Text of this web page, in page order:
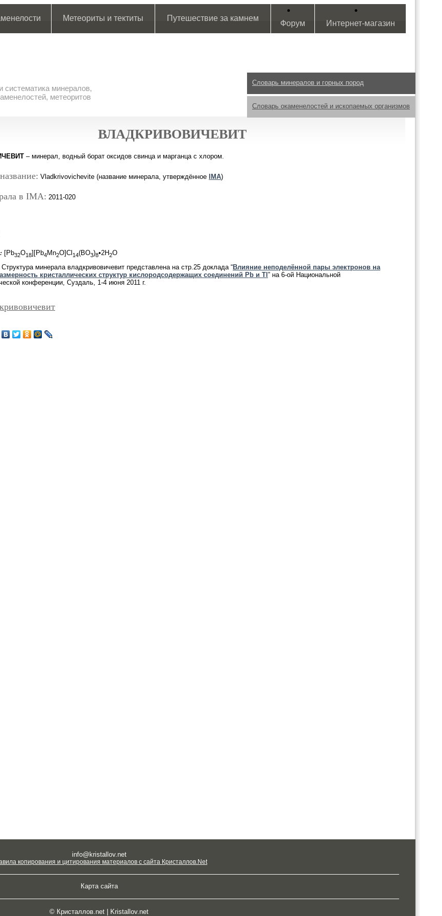
Метеориты и тектиты Путешествие за камнем
Форум Интернет-магазин
систематика минералов,
метеоритов
Словарь минералов и горных пород
Словарь окаменелостей и ископаемых организмов
ВЛАДКРИВОВИЧЕВИТ
– минерал, водный борат оксидов свинца и марганца с хлором.
Vladkrivovichevite (название минерала, утверждённое IMA)
в IMA: 2011-020
[Pb32O18][Pb4Mn2O]Cl 14(BO3)8•2H2O
Структура минерала владкривовичевит представлена на стр.25 доклада “Влияние неподелённой пары электронов на
кристаллических структур кислородсодержащих соединений Pb и Tl” на 6-ой Национальной
конференции, Суздаль, 1-4 июня 2011 г.
info@kristallov.net
копирования и цитирования материалов с сайта Кристаллов.Net
Карта сайта
© Кристаллов.net | Kristallov.net